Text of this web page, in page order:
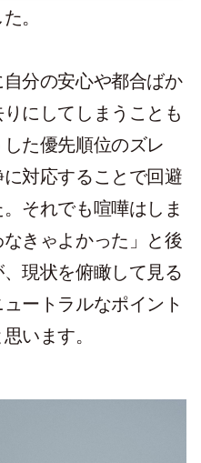
。
分の安心や都合ばか
にしてしまうことも
た優先順位のズレ
対応することで回避
それでも喧嘩はしま
きゃよかった」と後
現状を俯瞰して見る
ートラルなポイント
います。